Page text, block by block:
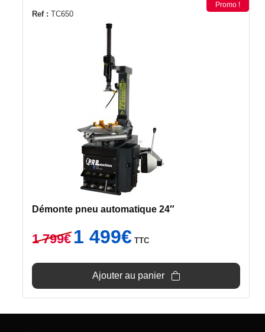
Ref : TC650
Promo !
Démonte pneu automatique 24″
1 799€
Le
prix
était :
799€.
1 499€prix
est :
499€.
TTC
Ajouter au panier